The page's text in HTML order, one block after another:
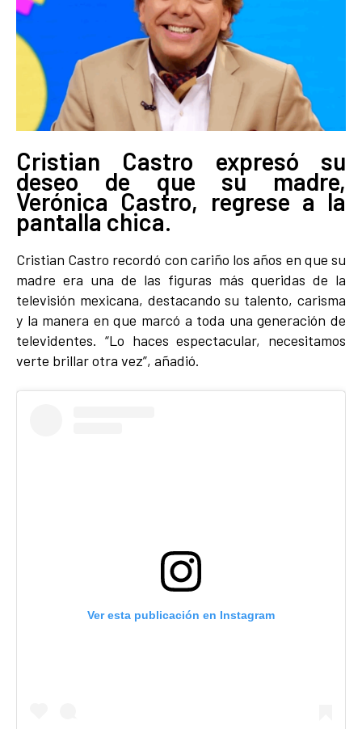
Cristian Castro expresó su
deseo de que su madre,
Verónica Castro, regrese a la
pantalla chica.
Cristian Castro recordó con cariño los años en que su
madre era una de las figuras más queridas de la
televisión mexicana, destacando su talento, carisma
y la manera en que marcó a toda una generación de
televidentes. “Lo haces espectacular, necesitamos
verte brillar otra vez”, añadió.
Ver esta publicación en Instagram